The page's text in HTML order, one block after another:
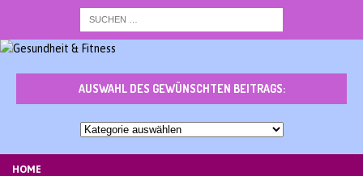
AUSWAHL DES GEWÜNSCHTEN BEITRAGS:
Auswahl
HOME